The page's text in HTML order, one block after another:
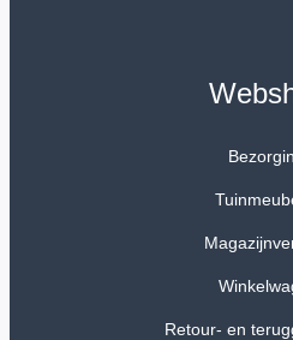
Retour- en